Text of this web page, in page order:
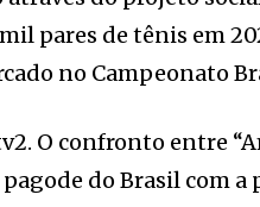
pares de tênis em
no Campeonato
O confronto entre
do Brasil com a